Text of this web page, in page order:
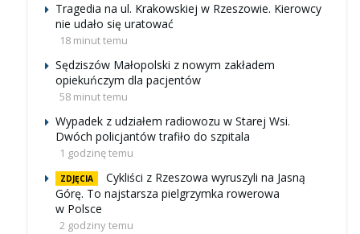
Tragedia na ul. Krakowskiej w Rzeszowie. Kierowcy
nie udało się uratować
18 minut temu
Sędziszów Małopolski z nowym zakładem
opiekuńczym dla pacjentów
58 minut temu
Wypadek z udziałem radiowozu w Starej Wsi.
Dwóch policjantów trafiło do szpitala
1 godzinę temu
ZDJĘCIA
Cykliści z Rzeszowa wyruszyli na Jasną
Górę. To najstarsza pielgrzymka rowerowa
w Polsce
2 godziny temu